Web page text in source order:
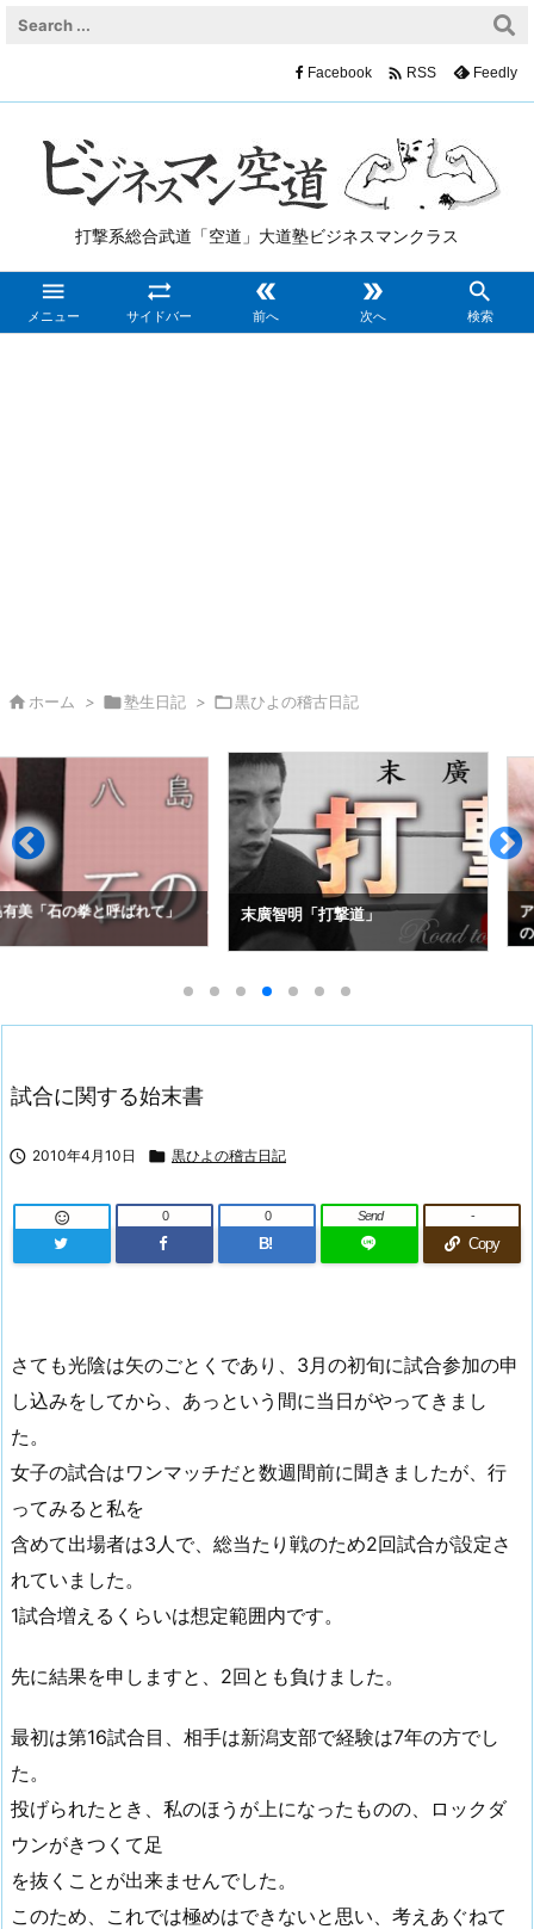
打撃系総合武道「空道」大道塾ビジネスマンクラス

メニュー

サイドバー

前へ

次へ

検索
Facebook  RSS Feedly
 ホーム > 塾生日記 > 黒ひよの稽古日記
呼ばれて」 末廣智明「打撃道」
アレクセイ・
の空道入門」
試合に関する始末書
 2010年4月10日  黒ひよの稽古日記
 0
B!
0 Send
Copy
-
さても光陰は矢のごとくであり、3月の初旬に試合参加の申
し込みをしてから、あっという間に当日がやってきまし
た。
女子の試合はワンマッチだと数週間前に聞きましたが、行
ってみると私を
含めて出場者は3人で、総当たり戦のため2回試合が設定さ
れていました。
1試合増えるくらいは想定範囲内です。
先に結果を申しますと、2回とも負けました。
最初は第16試合目、相手は新潟支部で経験は7年の方でし
た。
投げられたとき、私のほうが上になったものの、ロックダ
ウンがきつくて足
を抜くことが出来ませんでした。
このため、これでは極めはできないと思い、考えあぐねて